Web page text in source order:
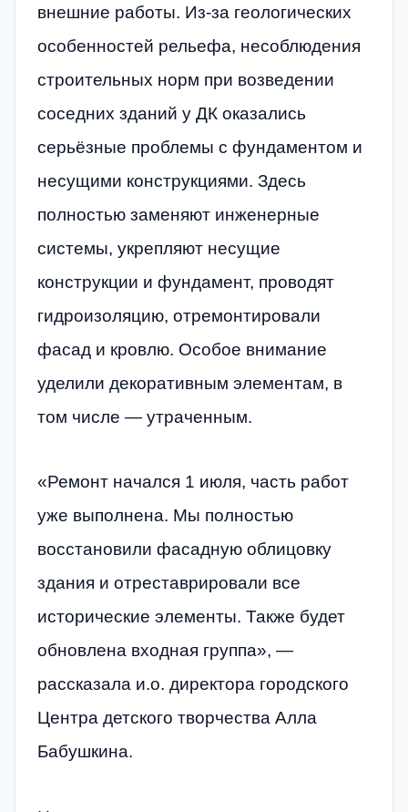
внешние работы. Из-за геологических
особенностей рельефа, несоблюдения
строительных норм при возведении
соседних зданий у ДК оказались
серьёзные проблемы с фундаментом и
несущими конструкциями. Здесь
полностью заменяют инженерные
системы, укрепляют несущие
конструкции и фундамент, проводят
гидроизоляцию, отремонтировали
фасад и кровлю. Особое внимание
уделили декоративным элементам, в
том числе — утраченным.
«Ремонт начался 1 июля, часть работ
уже выполнена. Мы полностью
восстановили фасадную облицовку
здания и отреставрировали все
исторические элементы. Также будет
обновлена входная группа», —
рассказала и.о. директора городского
Центра детского творчества Алла
Бабушкина.